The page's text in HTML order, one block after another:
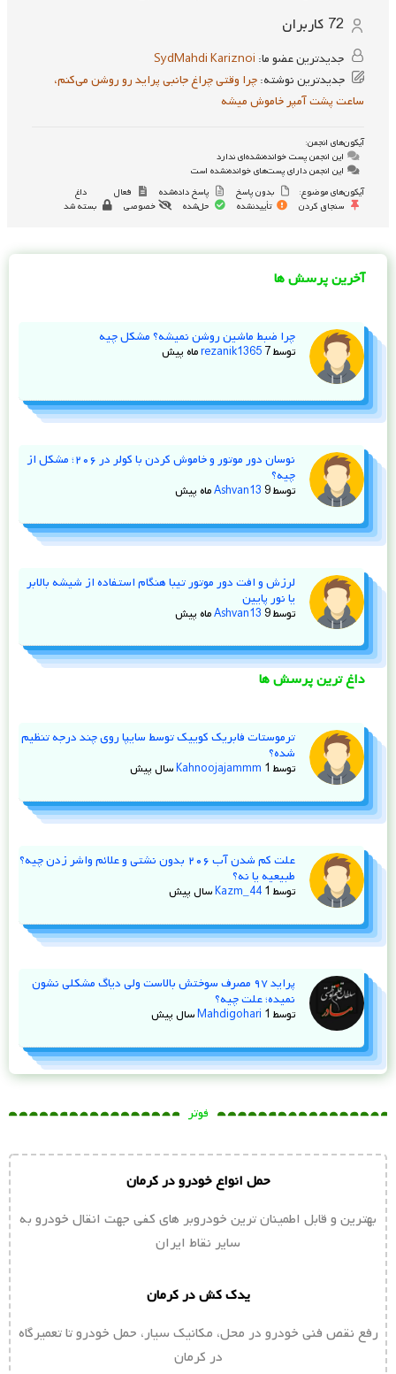
72 کاربران
جدیدترین عضو ما: SydMahdi Kariznoi
جدیدترین نوشته:چرا وقتی چراغ جانبی پراید رو روشن می‌کنم،
ساعت پشت آمپر خاموش میشه
آیکون‌های انجمن:
این انجمن پست خوانده‌نشده‌ای ندارد
این انجمن دارای پست‌های خوانده‌نشده است
آیکون‌های موضوع:
بدون پاسخ پاسخ داده‌شده فعال
داغ
سنجاق کردن
تأییدنشده حل‌شده خصوصی بسته شد
آخرین پرسش ها
چرا ضبط ماشین روشن نمیشه؟ مشکل چیه
توسط rezanik1365 7 ماه پیش
نوسان دور موتور و خاموش کردن با کولر در ۲۰۶؛ مشکل از
چیه؟
توسط Ashvan13 9 ماه پیش
لرزش و افت دور موتور تیبا هنگام استفاده از شیشه‌ بالابر
یا نور پایین
توسط Ashvan13 9 ماه پیش
داغ ترین پرسش ها
ترموستات فابریک کوییک توسط سایپا روی چند درجه تنظیم
شده؟
توسط Kahnoojajammm 1 سال پیش
علت کم شدن آب ۲۰۶ بدون نشتی و علائم واشر زدن چیه؟
طبیعیه یا نه؟
توسط Kazm_44 1 سال پیش
پراید ۹۷ مصرف سوختش بالاست ولی دیاگ مشکلی نشون
نمیده؛ علت چیه؟
توسط Mahdigohari 1 سال پیش
فوتر
حمل انواع خودرو در کرمان
بهترین و قابل اطمینان ترین خودروبر های کفی جهت انقال خودرو به
سایر نقاط ایران
یدک کش در کرمان
رفع نقص فنی خودرو در محل، مکانیک سیار، حمل خودرو تا تعمیرگاه
در کرمان